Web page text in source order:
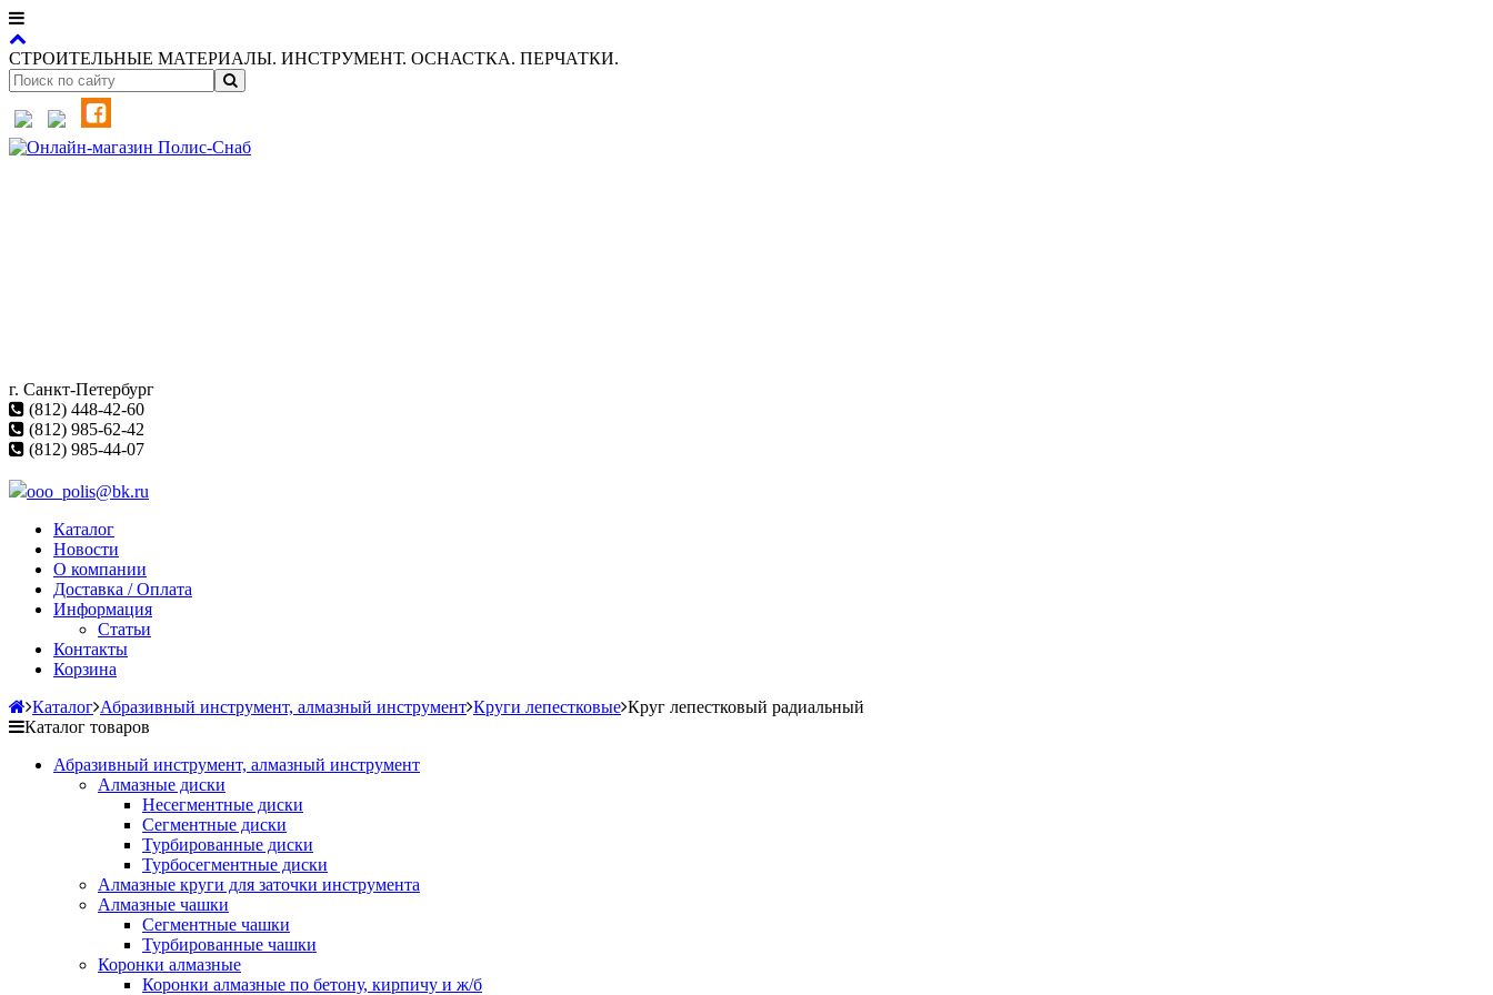
СТРОИТЕЛЬНЫЕ МАТЕРИАЛЫ. ИНСТРУМЕНТ. ОСНАСТКА. ПЕРЧАТКИ.
г. Санкт-Петербург
(812) 448-42-60
(812) 985-62-42
(812) 985-44-07
ooo_polis@bk.ru
Каталог
Новости
О компании
Доставка / Оплата
Информация
Статьи
Контакты
Корзина
Каталог Абразивный инструмент, алмазный инструмент Круги лепестковые Круг лепестковый радиальный
Каталог товаров
Абразивный инструмент, алмазный инструмент
Алмазные диски
Несегментные диски
Сегментные диски
Турбированные диски
Турбосегментные диски
Алмазные круги для заточки инструмента
Алмазные чашки
Сегментные чашки
Турбированные чашки
Коронки алмазные
Коронки алмазные по бетону, кирпичу и ж/б